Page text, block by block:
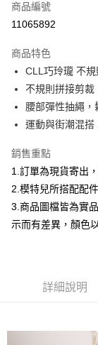
信用卡分期付款
合作金庫商業銀行
華南商業銀行
上海商業儲蓄銀行
國泰世華商業銀行
臺灣中小企業銀行
聯邦商業銀行
元大商業銀行
台新國際商業銀行
台灣樂天信用卡公
超商取貨付款
LINE Pay
Apple Pay
悠遊付
Google Pay
全盈+PAY
【大哥付你分期使用
1.本服務由台灣大哥
成交易。
AFTEE先享後付
AFTEE先享後付是
商品編號
11065892
商品特色
CLL巧玲瓏 不
不規則拼接剪裁
腰部彈性抽繩
運動與街潮混搭
銷售重點
1.訂單為現貨寄出
2.模特兒所搭配配
3.商品圖檔皆為實
示而有差異，顏色
詳細說明